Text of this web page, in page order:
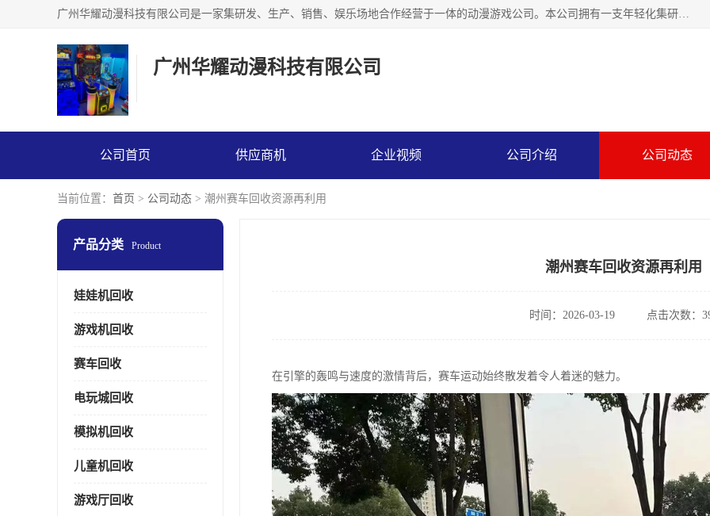
广州华耀动漫科技有限公司是一家集研发、生产、销售、娱乐场地合作经营于一体的动漫游戏公司。本公司拥有一支年轻化集研发生产到售后服务的队伍，及时地为客户提供、赚钱的产品。本公司以雄厚的实力、合理的价格、优良的服务与多家企业建立了长期的合作关系。热诚欢迎各界前来参观、考察、洽谈业务。目前公司经营的产品有：各种捕渔游戏机系列，大型模拟机系列、轮盘机系列、连线机系列、框体机系列、玛莉机系列等。
广州华耀动漫科技有限公司
公司首页 供应商机 企业视频 公司介绍 公司动态
当前位置： 首页 > 公司动态 > 潮州赛车回收资源再利用
产品分类 Product
娃娃机回收
游戏机回收
赛车回收
电玩城回收
模拟机回收
儿童机回收
游戏厅回收
潮州赛车回收资源再利用
时间：2026-03-19 点击次数：
在引擎的轰鸣与速度的激情背后，赛车运动始终散发着令人着迷的魅力。